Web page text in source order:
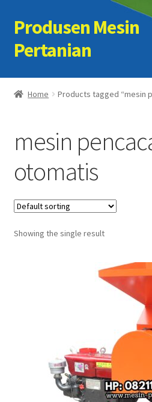
Skip
to
navigation
Skip
to
content
Produsen Mesin
Pertanian
Home
Cart
Checkout
Kontak Kami
My account
Home Products tagged “mesin
mesin
otomatis
Showing the single result